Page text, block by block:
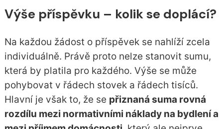
Výše příspěvku – kolik se doplácí?
Na každou žádost o příspěvek se nahlíží zcela
individuálně. Právě proto nelze stanovit sumu,
která by platila pro každého. Výše se může
pohybovat v řádech stovek a řádech tisíců.
Hlavní je však to, že se přiznaná suma rovná
rozdílu mezi normativními náklady na bydlení a